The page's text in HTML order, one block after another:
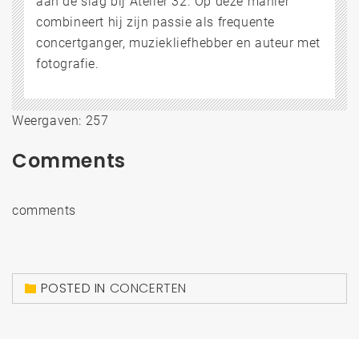
combineert hij zijn passie als frequente
concertganger, muziekliefhebber en auteur met
fotografie.
Weergaven: 257
Comments
comments
POSTED IN CONCERTEN